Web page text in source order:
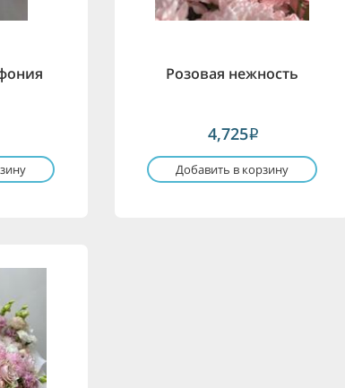
Розовая нежность
4,725i
Добавить в корзину